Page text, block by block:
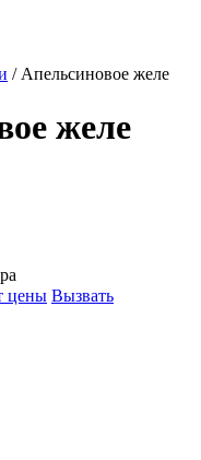
/ Апельсиновое желе
желе
цены Вызвать